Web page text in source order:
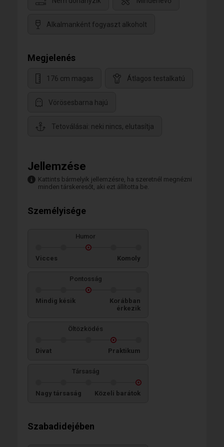
Alkalmanként fogyaszt alkoholt
Megjelenés
176 cm magas Átlagos testalkatú
Vörösesbarna hajú
Tetoválásai: neki nincs, elutasítja
Jellemzése
Kattints bármelyik jellemzésre, ha szeretnél megnézni
minden társkeresőt, aki ezt állította be.
Személyisége
Humor
Vicces Komoly
Pontosság
Mindig késik
Korábban
érkezik
Öltözködés
Divat Praktikum
Társaság
Nagy társaság Közeli barátok
Szabadidejében